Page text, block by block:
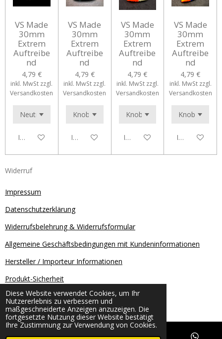
Diese Website verwendet Cookies, um Ihr
Nutzererlebnis zu verbessern und
maßgeschneiderte Anzeigen anzuzeigen. Die
fortgesetzte Nutzung dieser Website bestätigt
Ihre Zustimmung zur Verwendung von Cookies.
VS Made
30mm
Extrem
Auftreibe
nd
4,79 €
inkl. MwSt zzgl.
Versandkosten
In den Warenkorb
VS Made
30mm
Extrem
Auftreibe
nd
4,79 €
inkl. MwSt zzgl.
Versandkosten
In den Warenkorb
VS Made
30mm
Extrem
Auftreibe
nd
4,79 €
inkl. MwSt zzgl.
Versandkosten
In den Warenkorb
VS Made
30mm
Extrem
Auftreibe
nd
4,79 €
inkl. MwSt zzgl.
Versandkosten
In den
Widerruf
Impressum
Datenschutzerklärung
Widerrufsbelehrung & Widerrufsformular
Allgemeine Geschäftsbedingungen mit Kundeninformationen
Hersteller / Importeur Informationen
Produkt-Sicherheit
Kontakt
© 2025 V&S Fishing